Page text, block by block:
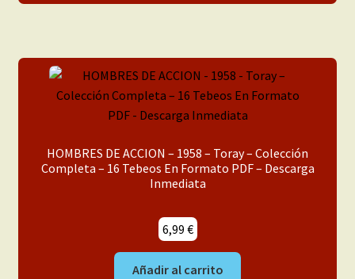
HOMBRES DE ACCION – 1958 – Toray – Colección
Completa – 16 Tebeos En Formato PDF – Descarga
Inmediata
6,99 €
Añadir al carrito